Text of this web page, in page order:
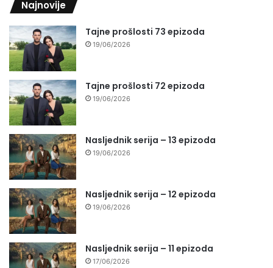
Najnovije
Tajne prošlosti 73 epizoda
19/06/2026
Tajne prošlosti 72 epizoda
19/06/2026
Nasljednik serija – 13 epizoda
19/06/2026
Nasljednik serija – 12 epizoda
19/06/2026
Nasljednik serija – 11 epizoda
17/06/2026